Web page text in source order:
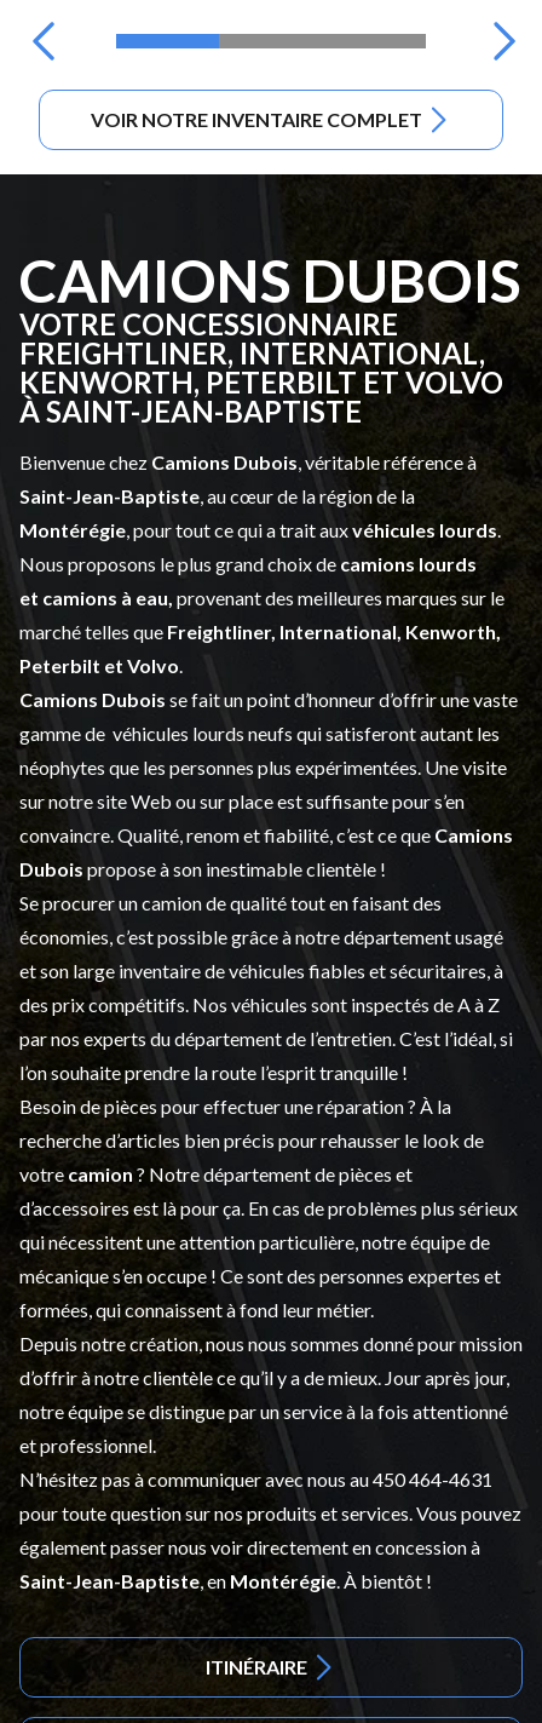
VOIR NOTRE INVENTAIRE COMPLET
CAMIONS DUBOIS
VOTRE CONCESSIONNAIRE
FREIGHTLINER, INTERNATIONAL,
KENWORTH, PETERBILT ET VOLVO
À SAINT-JEAN-BAPTISTE
Bienvenue chez Camions Dubois , véritable référence à
Saint-Jean-Baptiste , au cœur de la région de la
Montérégie , pour tout ce qui a trait auxvéhicules lourds
Nous proposons le plus grand choix de camions lourds
et camions à eau, provenant des meilleures marques sur le
marché telles que Freightliner, International, Kenworth,
Peterbilt et Volvo
Camions Dubois se fait un point d’honneur d’offrir une vaste
gamme de véhicules lourds neufs qui satisferont autant les
néophytes que les personnes plus expérimentées. Une visite
sur notre site Web ou sur place est suffisante pour s’en
convaincre. Qualité, renom et fiabilité, c’est ce que Camions
Dubois propose à son inestimable clientèle !
Se procurer un camion de qualité tout en faisant des
économies, c’est possible grâce à notredépartement usagé
et son large inventaire de véhicules fiables et sécuritaires, à
des prix compétitifs. Nos véhicules sont inspectés de A à Z
par nos experts du département de l’entretien . C’est l’idéal, si
l’on souhaite prendre la route l’esprit tranquille !
Besoin de pièces pour effectuer une réparation ? À la
recherche d’articles bien précis pour rehausser le look de
votre camion ? Notre département depièces et
d’accessoiresest là pour ça. En cas de problèmes plus sérieux
qui nécessitent une attention particulière, notre équipe de
mécanique s’en occupe ! Ce sont des personnes expertes et
formées, qui connaissent à fond leur métier.
Depuis notre création, nous nous sommes donné pour mission
d’offrir à notre clientèle ce qu’il y a de mieux. Jour après jour,
notre équipe se distingue par un service à la fois attentionné
et professionnel.
N’hésitez pas à communiquer avec nous au450 464-4631
pour toute question sur nos produits et services. Vous pouvez
également passer nous voir directement en concession à
Saint-Jean-Baptiste , en Montérégie . À bientôt !
ITINÉRAIRE